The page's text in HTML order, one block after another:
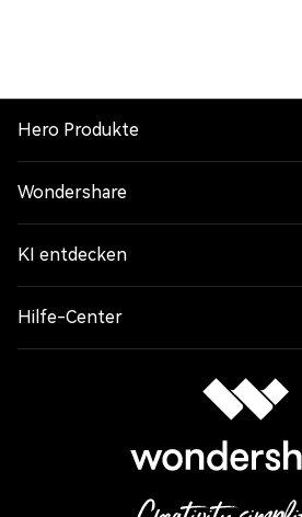
Hero Produkte
Wondershare
KI entdecken
Hilfe-Center